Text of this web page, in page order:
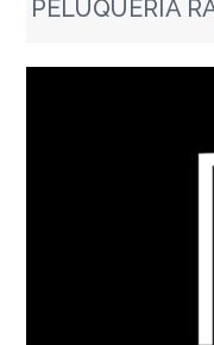
PELUQUERÍA